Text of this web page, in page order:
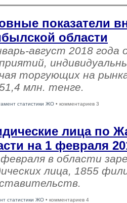
показатели
области
август 2018
торгующих на
млн. тенге.
статистики ЖО • комментариев 3
лица по
на 1 февраля
в области
лица, 1855
статистики ЖО • комментариев 4